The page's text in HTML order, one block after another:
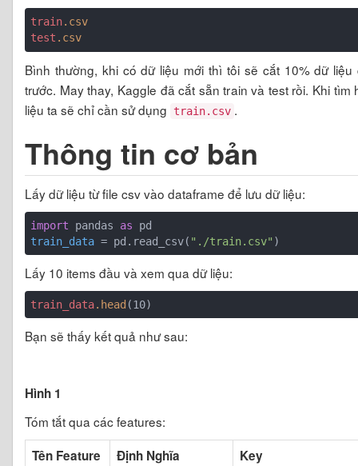
train.csv
test .csv
Bình thường, khi có dữ liệu mới thì tôi sẽ cắt 10% dữ liệu
trước. May thay, Kaggle đã cắt sẵn train và test rồi. Khi tìm
liệu ta sẽ chỉ cần sử dụng
train.csv .
Thông tin cơ bản
Lấy dữ liệu từ file csv vào dataframe để lưu dữ liệu:
import pandas as
train_data = pd.read_csv( "./train.csv"
Lấy 10 items đầu và xem qua dữ liệu:
train_data.head
Bạn sẽ thấy kết quả như sau:
Hình 1
Tóm tắt qua các features:
Tên Feature
Định Nghĩa
Key